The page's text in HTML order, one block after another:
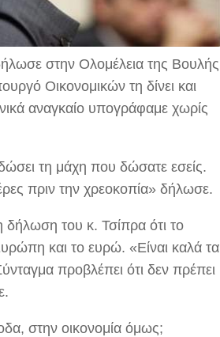
στην Ολομέλεια της Βουλής
Οικονομικών τη δίνει και
αναγκαίο υπογράφαμε χωρίς
τη μάχη που δώσατε εσείς.
πριν την χρεοκοπία» δήλωσε.
δήλωση του κ. Τσίπρα ότι το
και το ευρώ. «Είναι καλά τα
προβλέπει ότι δεν πρέπει
στην οικονομία όμως;